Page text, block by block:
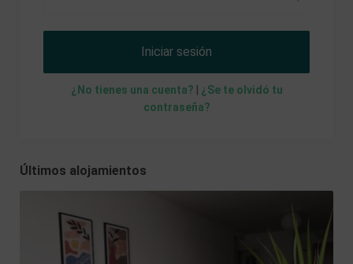
Iniciar sesión
¿No tienes una cuenta?
¿Se te olvidó tu
contraseña?
Últimos alojamientos